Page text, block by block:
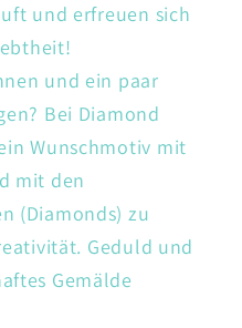
und erfreuen sich
und ein paar
Bei Diamond
Wunschmotiv mit
mit den
(Diamonds) zu
Geduld und
Gemälde